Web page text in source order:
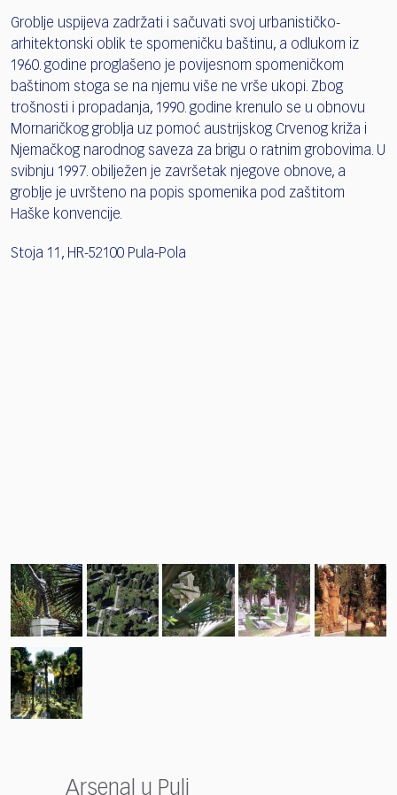
Groblje uspijeva zadržati i sačuvati svoj urbanističko-
arhitektonski oblik te spomeničku baštinu, a odlukom iz
1960. godine proglašeno je povijesnom spomeničkom
baštinom stoga se na njemu više ne vrše ukopi. Zbog
trošnosti i propadanja, 1990. godine krenulo se u obnovu
Mornaričkog groblja uz pomoć austrijskog Crvenog križa i
Njemačkog narodnog saveza za brigu o ratnim grobovima. U
svibnju 1997. obilježen je završetak njegove obnove, a
groblje je uvršteno na popis spomenika pod zaštitom
Haške konvencije.
Stoja 11, HR-52100 Pula-Pola
Arsenal u Puli